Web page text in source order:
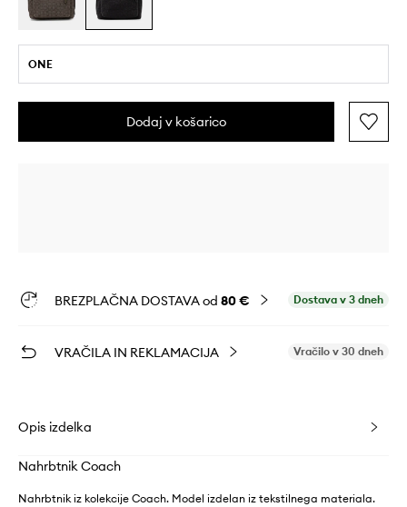
ONE
Dodaj v košarico
BREZPLAČNA DOSTAVA od 80 € Dostava v 3 dneh
VRAČILA IN REKLAMACIJA Vračilo v 30 dneh
Opis izdelka
Nahrbtnik Coach
Nahrbtnik iz kolekcije Coach. Model izdelan iz tekstilnega materiala.